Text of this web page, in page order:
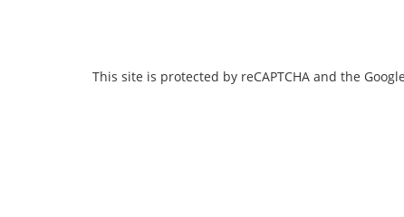
This site is protected by reCAPTCHA and the Google